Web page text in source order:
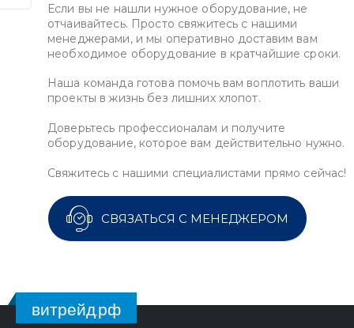
Если вы не нашли нужное оборудование, не
отчаивайтесь. Просто свяжитесь с нашими
менеджерами, и мы оперативно доставим вам
необходимое оборудование в кратчайшие сроки.
Наша команда готова помочь вам воплотить ваши
проекты в жизнь без лишних хлопот.
Доверьтесь профессионалам и получите
оборудование, которое вам действительно нужно.
Свяжитесь с нашими специалистами прямо сейчас!
СВЯЗАТЬСЯ С МЕНЕДЖЕРОМ
витрейд.рф